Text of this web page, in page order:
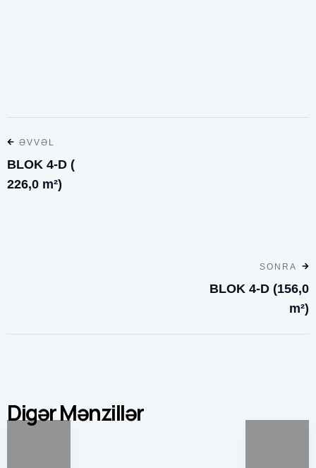
ƏVVƏL
BLOK 4-D (
226,0 m²)
SONRA
BLOK 4-D (156,0
m²)
Digər Mənzillər